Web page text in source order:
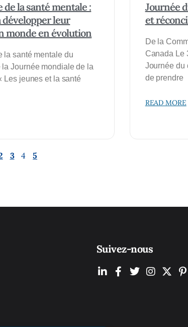
la santé mentale :
développer leur
monde en évolution
la santé mentale du
Journée mondiale de la
Les jeunes et la santé
Journée
et
De la
Canada Le
Journée du
de prendre
READ MORE
3 4 5
Suivez-nous